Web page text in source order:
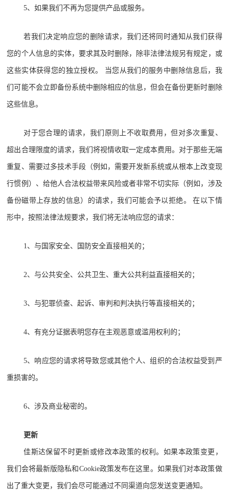
5、如果我们不再为您提供产品或服务。
若我们决定响应您的删除请求，我们还将同时通知从我们获得
您的个人信息的实体，要求其及时删除，除非法律法规另有规定，或
这些实体获得您的独立授权。 当您从我们的服务中删除信息后，我
们可能不会立即备份系统中删除相应的信息，但会在备份更新时删除
这些信息。
对于您合理的请求，我们原则上不收取费用，但对多次重复、
超出合理限度的请求，我们将视情收取一定成本费用。对于那些无端
重复、需要过多技术手段（例如，需要开发新系统或从根本上改变现
行惯例）、给他人合法权益带来风险或者非常不切实际（例如，涉及
备份磁带上存放的信息）的请求，我们可能会予以拒绝。 在以下情
形中，按照法律法规要求，我们将无法响应您的请求：
1、与国家安全、国防安全直接相关的；
2、与公共安全、公共卫生、重大公共利益直接相关的；
3、与犯罪侦查、起诉、审判和判决执行等直接相关的；
4、有充分证据表明您存在主观恶意或滥用权利的；
5、响应您的请求将导致您或其他个人、组织的合法权益受到严
重损害的。
6、涉及商业秘密的。
更新
佳斯达保留不时更新或修改本政策的权利。如果本政策变更，
我们会将最新版隐私和Cookie政策发布在这里。如果我们对本政策做
出了重大变更，我们会尽可能通过不同渠道向您发送变更通知。